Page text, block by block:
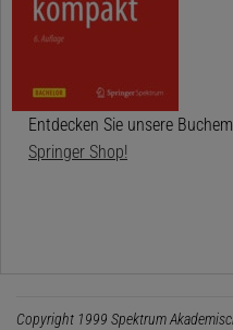
Entdecken Sie unsere
Springer Shop!
Copyright 1999 Spektrum